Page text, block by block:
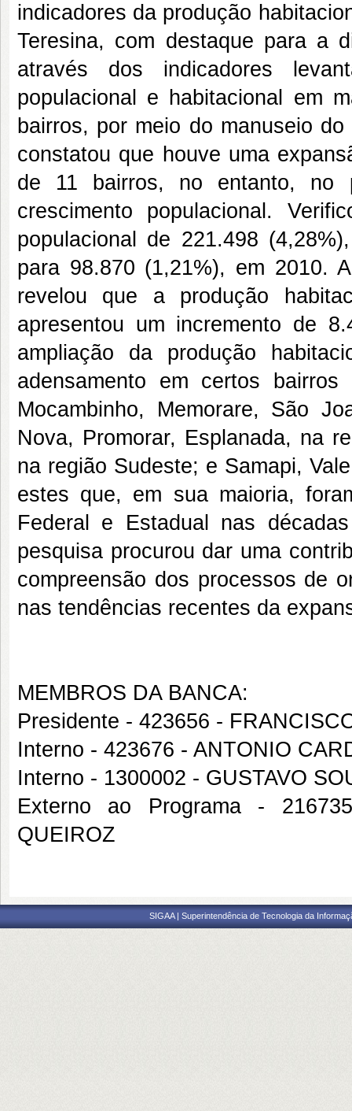
indicadores da produção
Teresina, com destaque para a
através dos indicadores
populacional e habitacional em
bairros, por meio do manuseio do
constatou que houve uma
de 11 bairros, no entanto, no
crescimento populacional.
populacional de 221.498
para 98.870 (1,21%), em 2010.
revelou que a produção
apresentou um incremento de
ampliação da produção
adensamento em certos
Mocambinho, Memorare, São
Nova, Promorar, Esplanada, na
na região Sudeste; e Samapi,
estes que, em sua maioria,
Federal e Estadual nas
pesquisa procurou dar uma
compreensão dos processos de
nas tendências recentes da
MEMBROS DA BANCA:
Presidente - 423656 -
Interno - 423676 - ANTONIO
Interno - 1300002 - GUSTAVO
Externo ao Programa -
QUEIROZ
SIGAA | Superintendência de Tecnologia da